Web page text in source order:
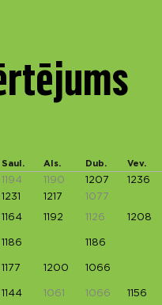
Saul. Als. Dub. Vev.
1194 1190 1207 1236
1231 1217 1077
1164 1192 1126 1208
1186 1186
1177 1200 1066
1144 1061 1066 1156